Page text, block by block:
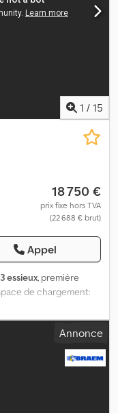
385/65 Marque
sur essieu: 9000 kg;
Charge maximale sur
1 / 15
18 750 €
prix fixe hors TVA
(22 688 € brut)
Appel
3 essieux, première
de chargement:
mm, suspension:air,
1 300 mm,
pneus : 385/65r22,5
pneumatique
Annonce